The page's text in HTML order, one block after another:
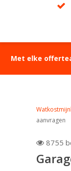
Met elke
aanvragen
 8755